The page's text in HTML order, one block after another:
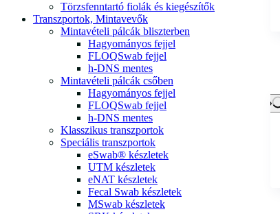
Törzsfenntartó fiolák és kiegészítők
Transzportok, Mintavevők
Mintavételi pálcák bliszterben
Hagyományos fejjel
FLOQSwab fejjel
h-DNS mentes
Mintavételi pálcák csőben
Hagyományos fejjel
FLOQSwab fejjel
h-DNS mentes
Klasszikus transzportok
Speciális transzportok
eSwab® készletek
UTM készletek
eNAT készletek
Fecal Swab készletek
MSwab készletek